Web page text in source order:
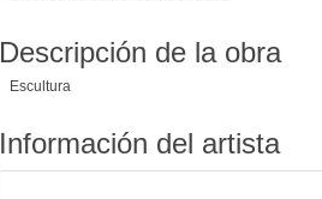
Descripción de la obra
Escultura
Información del artista